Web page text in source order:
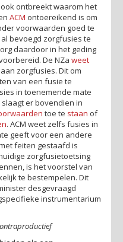
ontbreekt waarom het
ACM ontoereikend is om
voorwaarden goed te
bevoegd zorgfusies te
daardoor in het geding
De NZa weet
zorgfusies. Dit om
van een fusie te
in toenemende mate
slaagt er bovendien in
toe te staan of
. ACM weet zelfs fusies in
geeft voor een andere
feiten gestaafd is
zorgfusietoetsing
is het voorstel van
te bestempelen. Dit
desgevraagd
instrumentarium